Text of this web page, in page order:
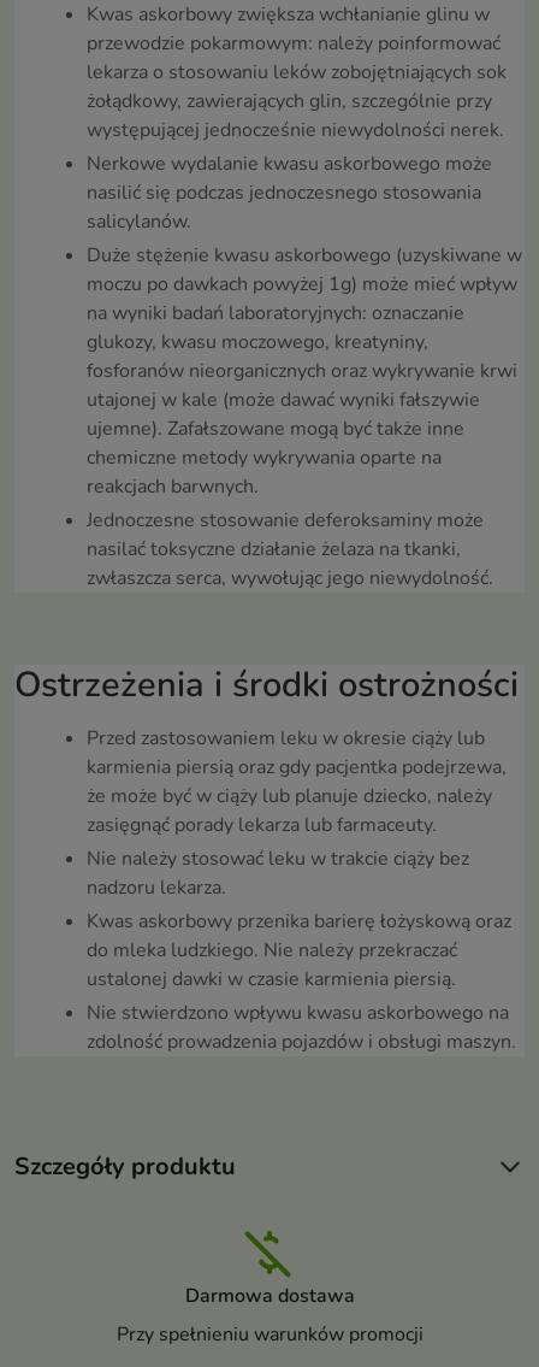
Kwas askorbowy zwiększa wchłanianie glinu w
przewodzie pokarmowym: należy poinformować
lekarza o stosowaniu leków zobojętniających sok
żołądkowy, zawierających glin, szczególnie przy
występującej jednocześnie niewydolności nerek.
Nerkowe wydalanie kwasu askorbowego może
nasilić się podczas jednoczesnego stosowania
salicylanów.
Duże stężenie kwasu askorbowego (uzyskiwane w
moczu po dawkach powyżej 1g) może mieć wpływ
na wyniki badań laboratoryjnych: oznaczanie
glukozy, kwasu moczowego, kreatyniny,
fosforanów nieorganicznych oraz wykrywanie krwi
utajonej w kale (może dawać wyniki fałszywie
ujemne). Zafałszowane mogą być także inne
chemiczne metody wykrywania oparte na
reakcjach barwnych.
Jednoczesne stosowanie deferoksaminy może
nasilać toksyczne działanie żelaza na tkanki,
zwłaszcza serca, wywołując jego niewydolność.
Ostrzeżenia i środki ostrożności
Przed zastosowaniem leku w okresie ciąży lub
karmienia piersią oraz gdy pacjentka podejrzewa,
że może być w ciąży lub planuje dziecko, należy
zasięgnąć porady lekarza lub farmaceuty.
Nie należy stosować leku w trakcie ciąży bez
nadzoru lekarza.
Kwas askorbowy przenika barierę łożyskową oraz
do mleka ludzkiego. Nie należy przekraczać
ustalonej dawki w czasie karmienia piersią.
Nie stwierdzono wpływu kwasu askorbowego na
zdolność prowadzenia pojazdów i obsługi maszyn.
Szczegóły produktu
Darmowa dostawa
Przy spełnieniu warunków promocji